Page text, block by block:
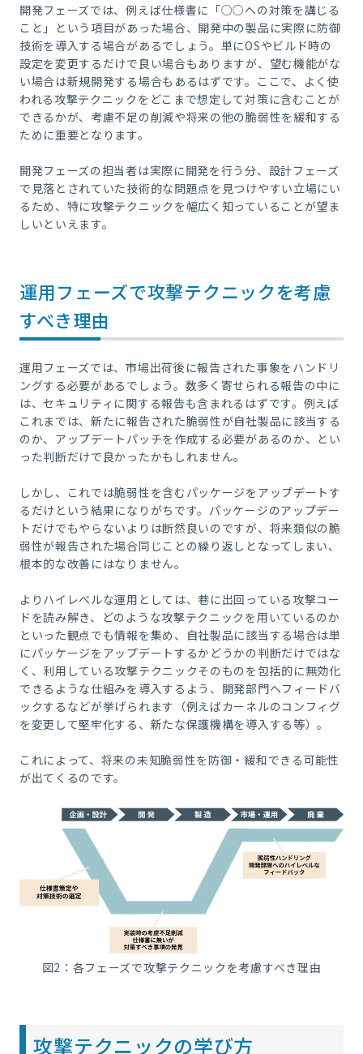
開発フェーズでは、例えば仕様書に「○○への対策を講じる
こと」という項目があった場合、開発中の製品に実際に防御
技術を導入する場合があるでしょう。単にOSやビルド時の
設定を変更するだけで良い場合もありますが、望む機能がな
い場合は新規開発する場合もあるはずです。ここで、よく使
われる攻撃テクニックをどこまで想定して対策に含むことが
できるかが、考慮不足の削減や将来の他の脆弱性を緩和する
ために重要となります。
開発フェーズの担当者は実際に開発を行う分、設計フェーズ
で見落とされていた技術的な問題点を見つけやすい立場にい
るため、特に攻撃テクニックを幅広く知っていることが望ま
しいといえます。
運用フェーズで攻撃テクニックを考慮
すべき理由
運用フェーズでは、市場出荷後に報告された事象をハンドリ
ングする必要があるでしょう。数多く寄せられる報告の中に
は、セキュリティに関する報告も含まれるはずです。例えば
これまでは、新たに報告された脆弱性が自社製品に該当する
のか、アップデートパッチを作成する必要があるのか、とい
った判断だけで良かったかもしれません。
しかし、これでは脆弱性を含むパッケージをアップデートす
るだけという結果になりがちです。パッケージのアップデー
トだけでもやらないよりは断然良いのですが、将来類似の脆
弱性が報告された場合同じことの繰り返しとなってしまい、
根本的な改善にはなりません。
よりハイレベルな運用としては、巷に出回っている攻撃コー
ドを読み解き、どのような攻撃テクニックを用いているのか
といった観点でも情報を集め、自社製品に該当する場合は単
にパッケージをアップデートするかどうかの判断だけではな
く、利用している攻撃テクニックそのものを包括的に無効化
できるような仕組みを導入するよう、開発部門へフィードバ
ックするなどが挙げられます（例えばカーネルのコンフィグ
を変更して堅牢化する、新たな保護機構を導入する等）。
これによって、将来の未知脆弱性を防御・緩和できる可能性
が出てくるのです。
図2：各フェーズで攻撃テクニックを考慮すべき理由
攻撃テクニックの学び方